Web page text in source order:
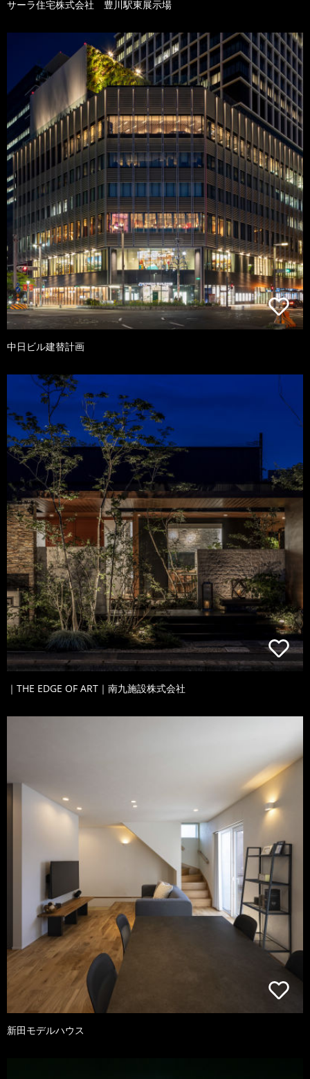
サーラ住宅株式会社 豊川駅東展示場
中日ビル建替計画
｜THE EDGE OF ART｜南九施設株式会社
新田モデルハウス